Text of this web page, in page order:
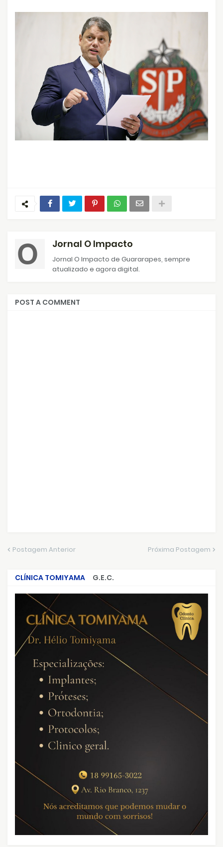
Jornal O Impacto
Jornal O Impacto de Guararapes, sempre
atualizado e agora digital.
POST A COMMENT
Postagem Anterior Próxima Postagem
CLÍNICA TOMIYAMA
G.E.C.
CRIMES QUE ABALARAM O BRASIL